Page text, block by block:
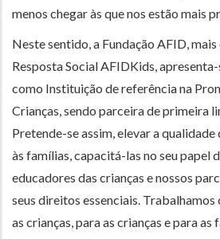
menos chegar às que nos estão mais
Neste sentido, a Fundação AFID,
Resposta Social AFIDKids,
como Instituição de referência na
Crianças, sendo parceira de primeira
Pretende-se assim, elevar a
às famílias, capacitá-las no seu papel
educadores das crianças e nossos
seus direitos essenciais. Trabalhamos
as crianças, para as crianças e para as